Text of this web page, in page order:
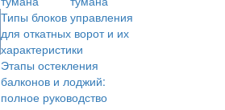
Типы блоков управления
для откатных ворот и их
характеристики
Этапы остекления
балконов и лоджий:
полное руководство